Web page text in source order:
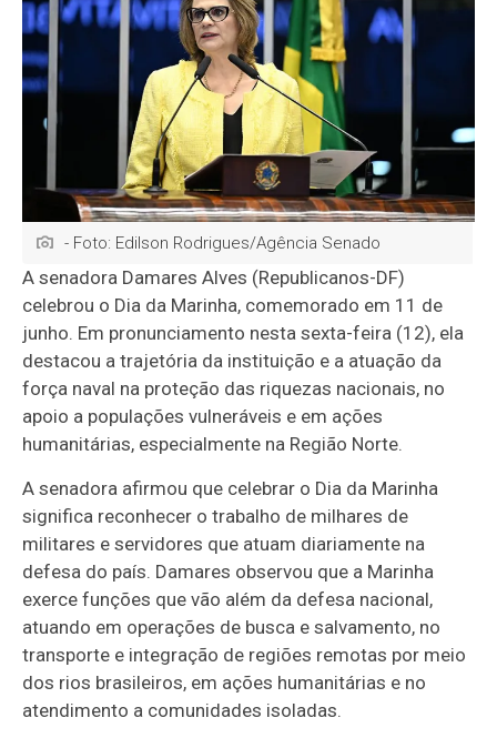
- Foto: Edilson Rodrigues/Agência Senado
A senadora Damares Alves (Republicanos-DF)
celebrou o Dia da Marinha, comemorado em 11 de
junho. Em pronunciamento nesta sexta-feira (12), ela
destacou a trajetória da instituição e a atuação da
força naval na proteção das riquezas nacionais, no
apoio a populações vulneráveis e em ações
humanitárias, especialmente na Região Norte.
A senadora afirmou que celebrar o Dia da Marinha
significa reconhecer o trabalho de milhares de
militares e servidores que atuam diariamente na
defesa do país. Damares observou que a Marinha
exerce funções que vão além da defesa nacional,
atuando em operações de busca e salvamento, no
transporte e integração de regiões remotas por meio
dos rios brasileiros, em ações humanitárias e no
atendimento a comunidades isoladas.